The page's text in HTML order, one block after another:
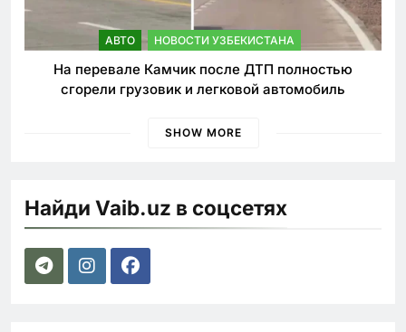
АВТО НОВОСТИ УЗБЕКИСТАНА
На перевале Камчик после ДТП полностью
сгорели грузовик и легковой автомобиль
SHOW MORE
Найди Vaib.uz в соцсетях